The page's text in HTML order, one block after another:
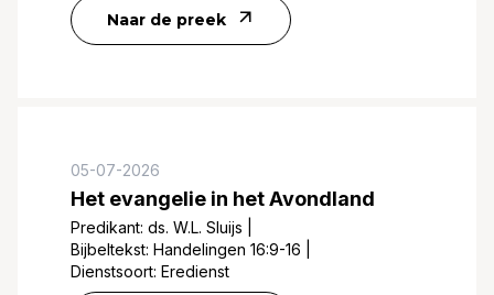
Naar de preek
05-07-2026
Het evangelie in het Avondland
Predikant: ds. W.L. Sluijs
Bijbeltekst: Handelingen 16:9-16
Dienstsoort: Eredienst